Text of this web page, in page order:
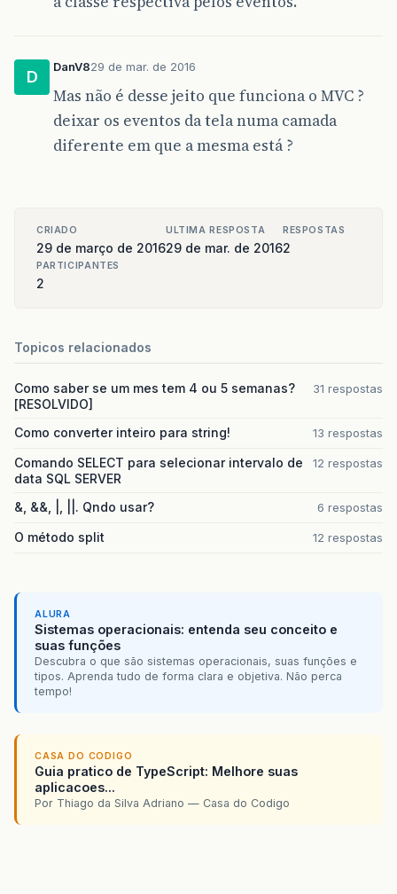
D
DanV829 de mar. de 2016
Mas não é desse jeito que funciona o MVC ?
deixar os eventos da tela numa camada
diferente em que a mesma está ?
CRIADO
29 de março de 2016
ULTIMA RESPOSTA
29 de mar. de 2016
RESPOSTAS
2
PARTICIPANTES
2
Topicos relacionados
Como saber se um mes tem 4 ou 5 semanas?
[RESOLVIDO]
31 respostas
Como converter inteiro para string! 13 respostas
Comando SELECT para selecionar intervalo de
data SQL SERVER
12 respostas
&, &&, |, ||. Qndo usar? 6 respostas
O método split 12 respostas
ALURA
Sistemas operacionais: entenda seu conceito e
suas funções
Descubra o que são sistemas operacionais, suas funções e
tipos. Aprenda tudo de forma clara e objetiva. Não perca
tempo!
CASA DO CODIGO
Guia pratico de TypeScript: Melhore suas
aplicacoes...
Por Thiago da Silva Adriano — Casa do Codigo